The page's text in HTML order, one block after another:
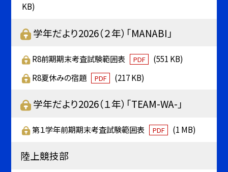
KB)
学年だより2026（２年）「MANABI」
R8前期期末考査試験範囲表 PDF
(551 KB)
R8夏休みの宿題
PDF (217 KB)
学年だより2026（１年）「TEAM-WA-」
第１学年前期期末考査試験範囲表 PDF (1 MB)
陸上競技部